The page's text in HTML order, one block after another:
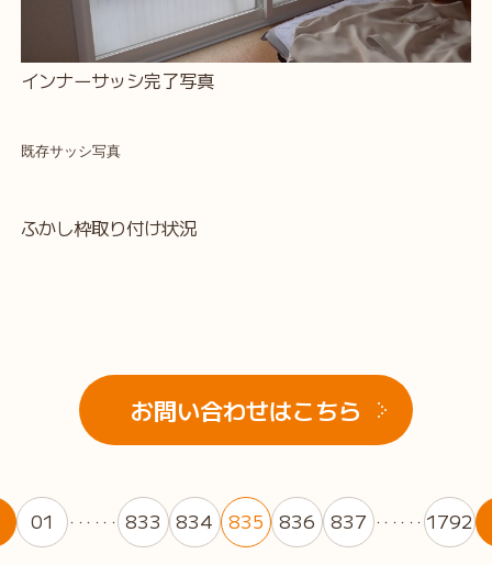
インナーサッシ完了写真
既存サッシ写真
ふかし枠取り付け状況
お問い合わせはこちら
01 ・・・・・・ 833 834 835 836 837 ・・・・・・ 1792